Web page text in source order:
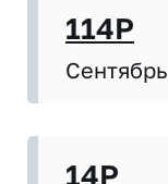
114P
Сентябрь
14P